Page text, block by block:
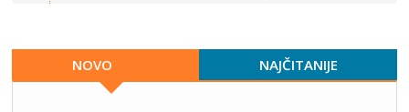
NOVO NAJČITANIJE